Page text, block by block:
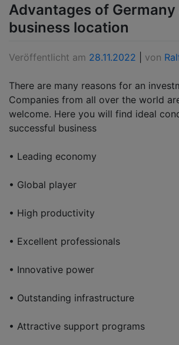
Advantages of Germany
business location
Veröffentlicht am 28.11.2022 von
There are many reasons for an
Companies from all over the world
welcome. Here you will find ideal
successful business
• Leading economy
• Global player
• High productivity
• Excellent professionals
• Innovative power
• Outstanding infrastructure
• Attractive support programs